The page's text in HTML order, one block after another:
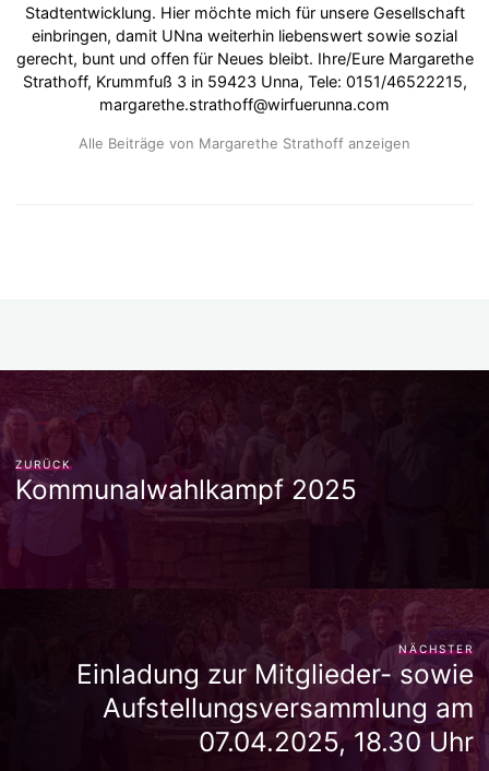
Stadtentwicklung. Hier möchte mich für unsere Gesellschaft
einbringen, damit UNna weiterhin liebenswert sowie sozial
gerecht, bunt und offen für Neues bleibt. Ihre/Eure Margarethe
Strathoff, Krummfuß 3 in 59423 Unna, Tele: 0151/46522215,
margarethe.strathoff@wirfuerunna.com
Alle Beiträge von Margarethe Strathoff anzeigen
ZURÜCK
Kommunalwahlkampf 2025
NÄCHSTER
Einladung zur Mitglieder- sowie
Aufstellungsversammlung am
07.04.2025, 18.30 Uhr